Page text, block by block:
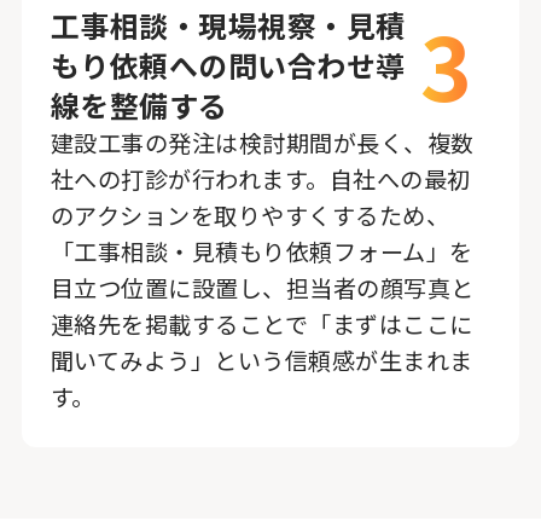
工事相談・現場視察・見積
もり依頼への問い合わせ導
線を整備する
3
建設工事の発注は検討期間が長く、複数
社への打診が行われます。自社への最初
のアクションを取りやすくするため、
「工事相談・見積もり依頼フォーム」を
目立つ位置に設置し、担当者の顔写真と
連絡先を掲載することで「まずはここに
聞いてみよう」という信頼感が生まれま
す。